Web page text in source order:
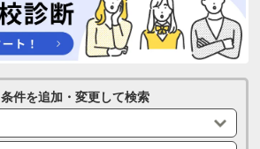
条件を追加・変更して検索